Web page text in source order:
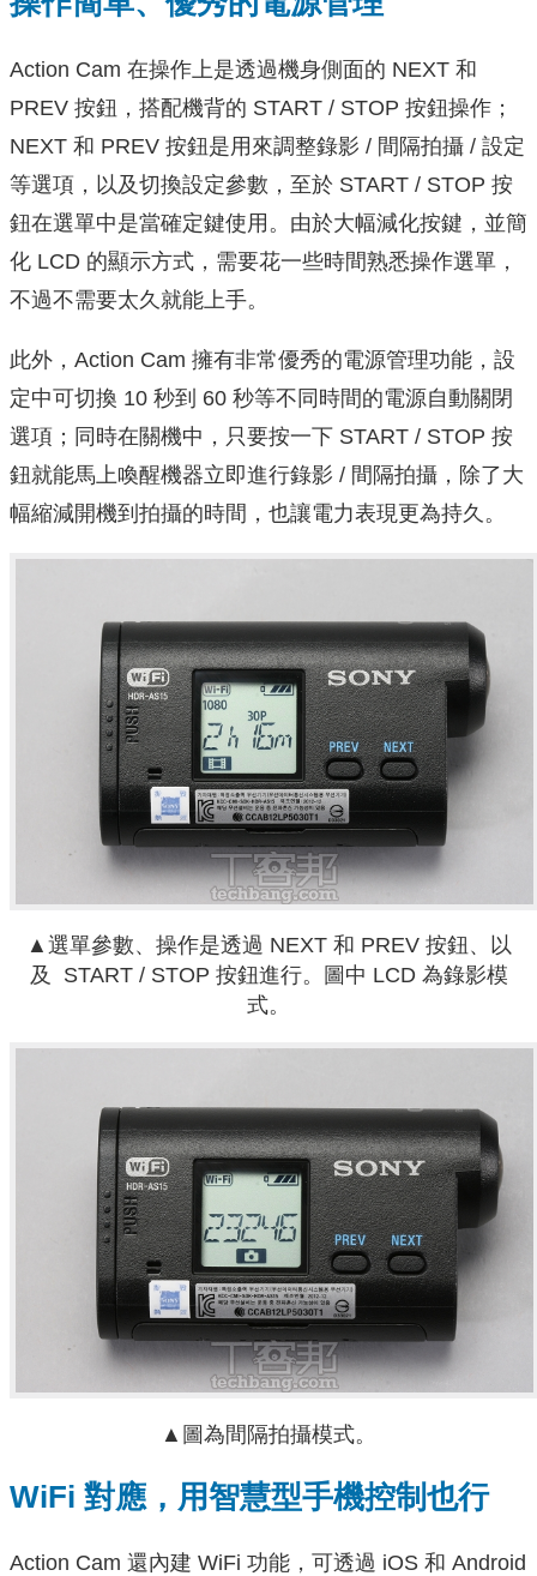
Action Cam 在操作上是透過機身側面的 NEXT 和
PREV 按鈕，搭配機背的 START / STOP 按鈕操作；
NEXT 和 PREV 按鈕是用來調整錄影 / 間隔拍攝 / 設定
等選項，以及切換設定參數，至於 START / STOP 按
鈕在選單中是當確定鍵使用。由於大幅減化按鍵，並簡
化 LCD 的顯示方式，需要花一些時間熟悉操作選單，
不過不需要太久就能上手。
此外，Action Cam 擁有非常優秀的電源管理功能，設
定中可切換 10 秒到 60 秒等不同時間的電源自動關閉
選項；同時在關機中，只要按一下 START / STOP 按
鈕就能馬上喚醒機器立即進行錄影 / 間隔拍攝，除了大
幅縮減開機到拍攝的時間，也讓電力表現更為持久。
▲選單參數、操作是透過 NEXT 和 PREV 按鈕、以
及 START / STOP 按鈕進行。圖中 LCD 為錄影模
式。
▲圖為間隔拍攝模式。
WiFi 對應，用智慧型手機控制也行
Action Cam 還內建 WiFi 功能，可透過 iOS 和 Android